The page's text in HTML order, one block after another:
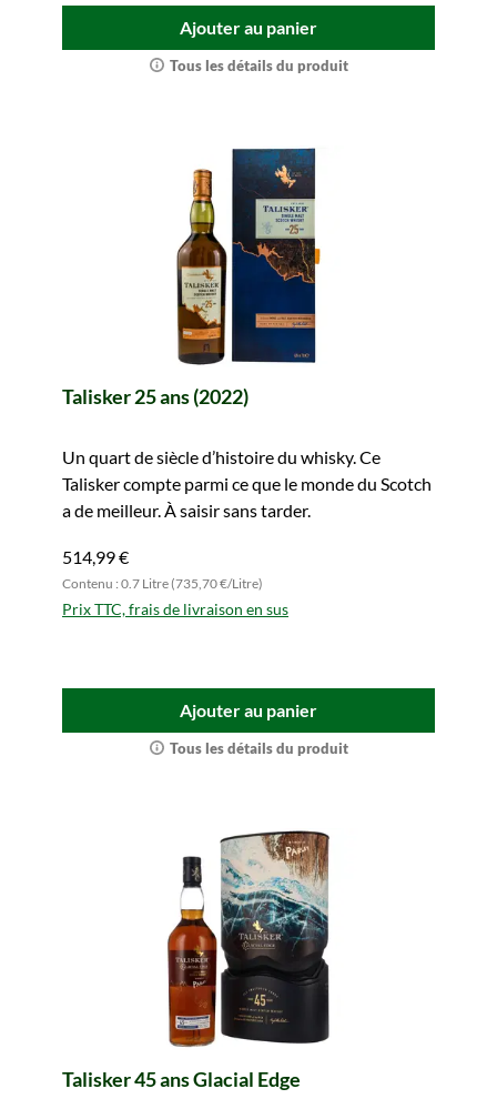
Ajouter au panier
Tous les détails du produit
Talisker 25 ans (2022)
Un quart de siècle d’histoire du whisky. Ce
Talisker compte parmi ce que le monde du Scotch
a de meilleur. À saisir sans tarder.
514,99 €
Contenu : 0.7 Litre (735,70 €/Litre)
Prix TTC, frais de livraison en sus
Ajouter au panier
Tous les détails du produit
Talisker 45 ans Glacial Edge